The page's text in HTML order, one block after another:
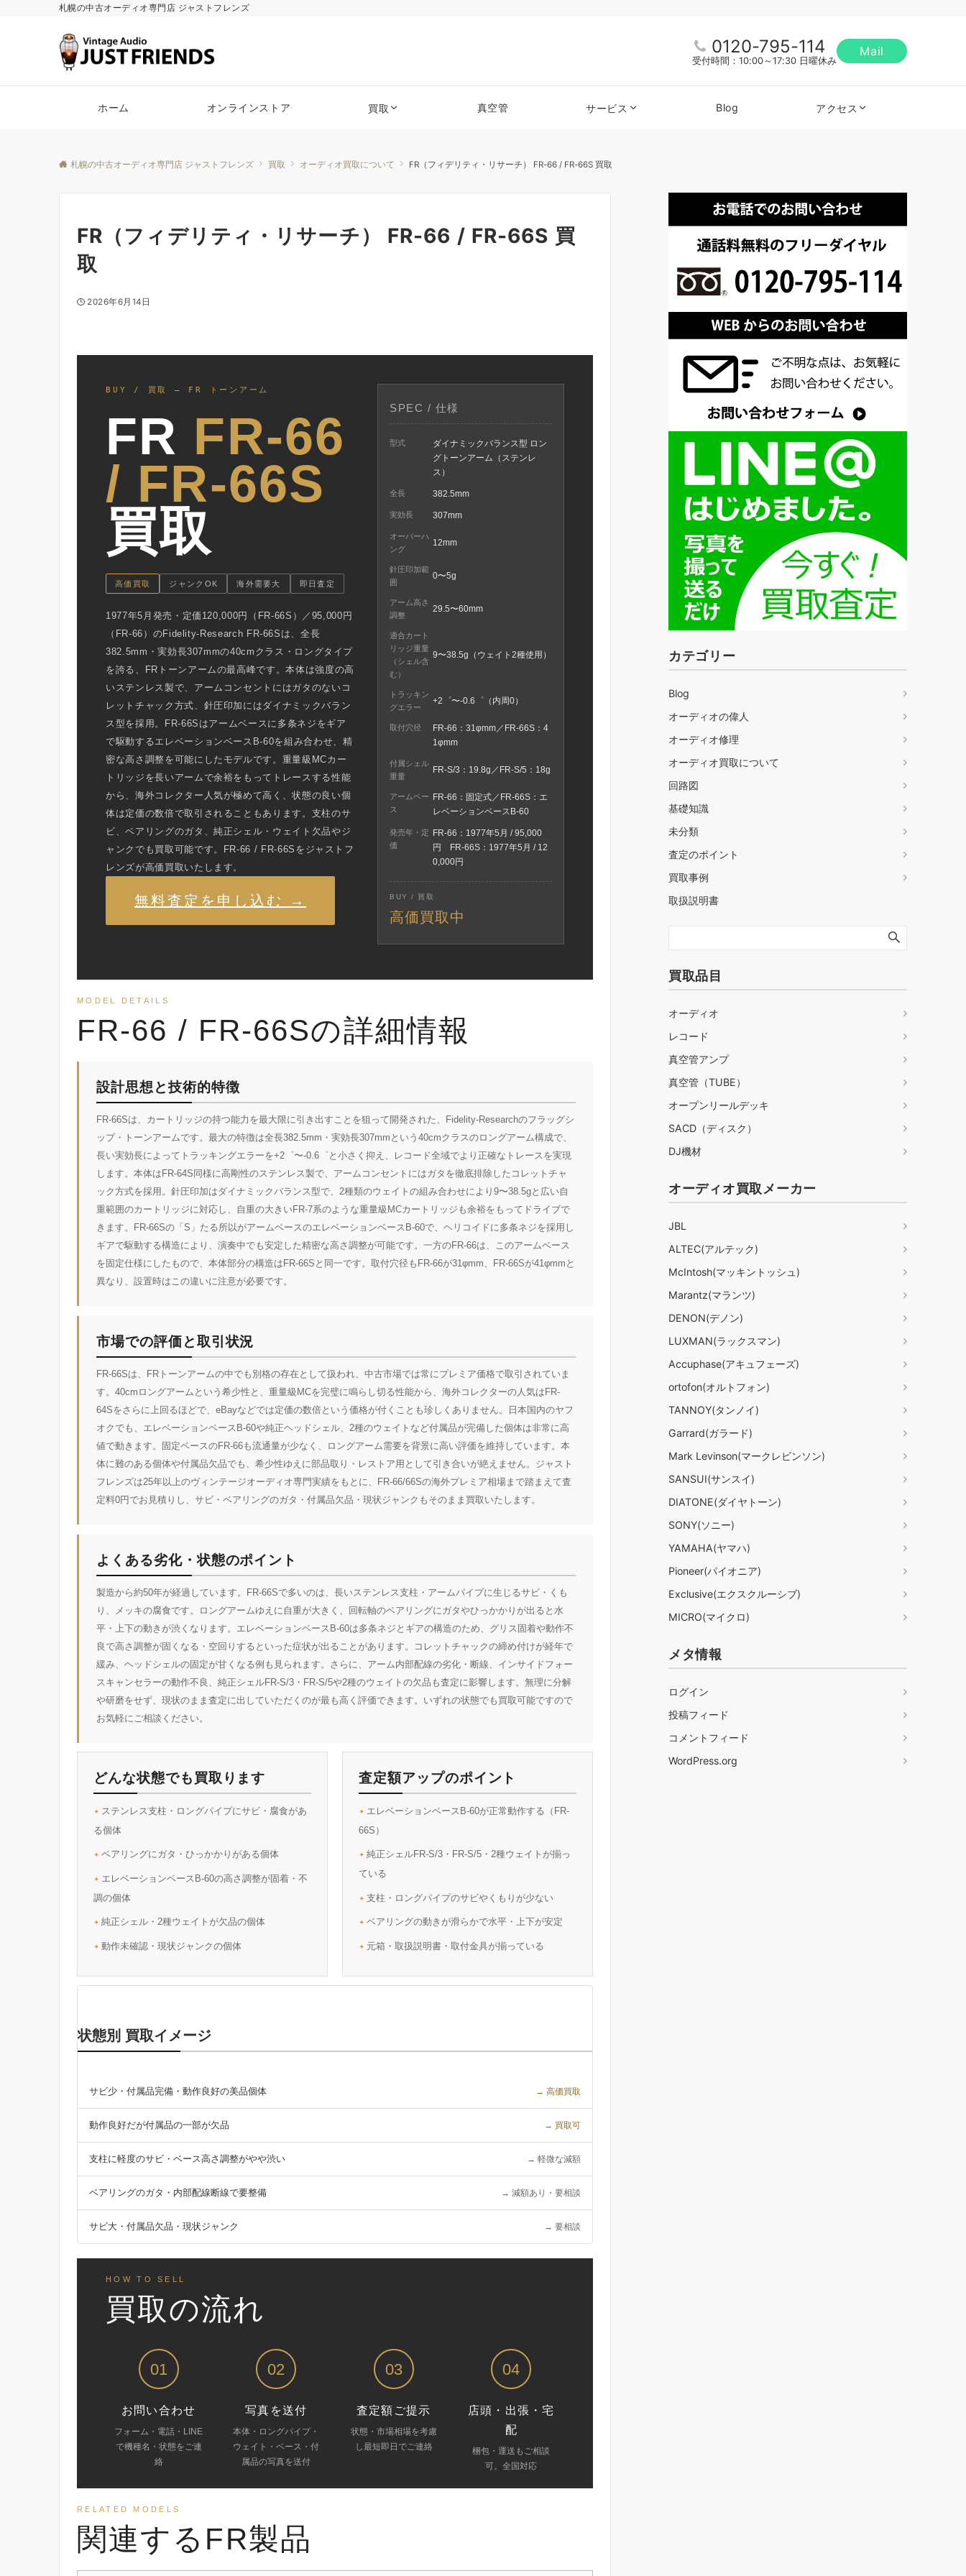
札幌の中古オーディオ専門店 ジャストフレンズ
0120-795-114
受付時間：10:00～17:30 日曜休み
Mail
ホーム オンラインストア 買取 真空管 サービス Blog アクセス
札幌の中古オーディオ専門店 ジャストフレンズ 買取 オーディオ買取について FR（フィデリティ・リサーチ） FR-66 / FR-66S 買取
FR（フィデリティ・リサーチ） FR-66 / FR-66S 買
取
2026年6月14日
BUY / 買取 — FR トーンアーム
FR FR-66
/ FR-66S
買取
高価買取 ジャンクOK 海外需要大 即日査定
1977年5月発売・定価120,000円（FR-66S）／95,000円
（FR-66）のFidelity-Research FR-66Sは、全長
382.5mm・実効長307mmの40cmクラス・ロングタイプ
を誇る、FRトーンアームの最高峰です。本体は強度の高
いステンレス製で、アームコンセントにはガタのないコ
レットチャック方式、針圧印加にはダイナミックバラン
ス型を採用。FR-66Sはアームベースに多条ネジをギア
で駆動するエレベーションベースB-60を組み合わせ、精
密な高さ調整を可能にしたモデルです。重量級MCカー
トリッジを長いアームで余裕をもってトレースする性能
から、海外コレクター人気が極めて高く、状態の良い個
体は定価の数倍で取引されることもあります。支柱のサ
ビ、ベアリングのガタ、純正シェル・ウェイト欠品やジ
ャンクでも買取可能です。FR-66 / FR-66Sをジャストフ
レンズが高価買取いたします。
無料査定を申し込む →
SPEC / 仕様
型式
ダイナミックバランス型 ロン
グトーンアーム（ステンレ
ス）
全長 382.5mm
実効長 307mm
オーバーハ
ング
12mm
針圧印加範
囲
0〜5g
アーム高さ
調整
29.5〜60mm
適合カート
リッジ重量
（シェル含
む）
9〜38.5g（ウェイト2種使用）
トラッキン
グエラー
+2゜〜-0.6゜（内周0）
取付穴径
FR-66：31φmm／FR-66S：4
1φmm
付属シェル
重量
FR-S/3：19.8g／FR-S/5：18g
アームベー
ス
FR-66：固定式／FR-66S：エ
レベーションベースB-60
発売年・定
価
FR-66：1977年5月 / 95,000
円 FR-66S：1977年5月 / 12
0,000円
BUY / 買取
高価買取中
MODEL DETAILS
FR-66 / FR-66Sの詳細情報
設計思想と技術的特徴
FR-66Sは、カートリッジの持つ能力を最大限に引き出すことを狙って開発された、Fidelity-Researchのフラッグシ
ップ・トーンアームです。最大の特徴は全長382.5mm・実効長307mmという40cmクラスのロングアーム構成で、
長い実効長によってトラッキングエラーを+2゜〜-0.6゜と小さく抑え、レコード全域でより正確なトレースを実現
します。本体はFR-64S同様に高剛性のステンレス製で、アームコンセントにはガタを徹底排除したコレットチャ
ック方式を採用。針圧印加はダイナミックバランス型で、2種類のウェイトの組み合わせにより9〜38.5gと広い自
重範囲のカートリッジに対応し、自重の大きいFR-7系のような重量級MCカートリッジも余裕をもってドライブで
きます。FR-66Sの「S」たる所以がアームベースのエレベーションベースB-60で、ヘリコイドに多条ネジを採用し
ギアで駆動する構造により、演奏中でも安定した精密な高さ調整が可能です。一方のFR-66は、このアームベース
を固定仕様にしたもので、本体部分の構造はFR-66Sと同一です。取付穴径もFR-66が31φmm、FR-66Sが41φmmと
異なり、設置時はこの違いに注意が必要です。
市場での評価と取引状況
FR-66Sは、FRトーンアームの中でも別格の存在として扱われ、中古市場では常にプレミア価格で取引されていま
す。40cmロングアームという希少性と、重量級MCを完璧に鳴らし切る性能から、海外コレクターの人気はFR-
64Sをさらに上回るほどで、eBayなどでは定価の数倍という価格が付くことも珍しくありません。日本国内のヤフ
オクでも、エレベーションベースB-60や純正ヘッドシェル、2種のウェイトなど付属品が完備した個体は非常に高
値で動きます。固定ベースのFR-66も流通量が少なく、ロングアーム需要を背景に高い評価を維持しています。本
体に難のある個体や付属品欠品でも、希少性ゆえに部品取り・レストア用として引き合いが絶えません。ジャスト
フレンズは25年以上のヴィンテージオーディオ専門実績をもとに、FR-66/66Sの海外プレミア相場まで踏まえて査
定料0円でお見積りし、サビ・ベアリングのガタ・付属品欠品・現状ジャンクもそのまま買取いたします。
よくある劣化・状態のポイント
製造から約50年が経過しています。FR-66Sで多いのは、長いステンレス支柱・アームパイプに生じるサビ・くも
り、メッキの腐食です。ロングアームゆえに自重が大きく、回転軸のベアリングにガタやひっかかりが出ると水
平・上下の動きが渋くなります。エレベーションベースB-60は多条ネジとギアの構造のため、グリス固着や動作不
良で高さ調整が固くなる・空回りするといった症状が出ることがあります。コレットチャックの締め付けが経年で
緩み、ヘッドシェルの固定が甘くなる例も見られます。さらに、アーム内部配線の劣化・断線、インサイドフォー
スキャンセラーの動作不良、純正シェルFR-S/3・FR-S/5や2種のウェイトの欠品も査定に影響します。無理に分解
や研磨をせず、現状のまま査定に出していただくのが最も高く評価できます。いずれの状態でも買取可能ですので
お気軽にご相談ください。
どんな状態でも買取ります
ステンレス支柱・ロングパイプにサビ・腐食があ
る個体
ベアリングにガタ・ひっかかりがある個体
エレベーションベースB-60の高さ調整が固着・不
調の個体
純正シェル・2種ウェイトが欠品の個体
動作未確認・現状ジャンクの個体
査定額アップのポイント
エレベーションベースB-60が正常動作する（FR-
66S）
純正シェルFR-S/3・FR-S/5・2種ウェイトが揃っ
ている
支柱・ロングパイプのサビやくもりが少ない
ベアリングの動きが滑らかで水平・上下が安定
元箱・取扱説明書・取付金具が揃っている
状態別 買取イメージ
サビ少・付属品完備・動作良好の美品個体 → 高価買取
動作良好だが付属品の一部が欠品 → 買取可
支柱に軽度のサビ・ベース高さ調整がやや渋い → 軽微な減額
ベアリングのガタ・内部配線断線で要整備 → 減額あり・要相談
サビ大・付属品欠品・現状ジャンク → 要相談
HOW TO SELL
買取の流れ
01
お問い合わせ
フォーム・電話・LINE
で機種名・状態をご連
絡
02
写真を送付
本体・ロングパイプ・
ウェイト・ベース・付
属品の写真を送付
03
査定額ご提示
状態・市場相場を考慮
し最短即日でご連絡
04
店頭・出張・宅
配
梱包・運送もご相談
可。全国対応
RELATED MODELS
関連するFR製品
カテゴリー
Blog
オーディオの偉人
オーディオ修理
オーディオ買取について
回路図
基礎知識
未分類
査定のポイント
買取事例
取扱説明書
買取品目
オーディオ
レコード
真空管アンプ
真空管（TUBE）
オープンリールデッキ
SACD（ディスク）
DJ機材
オーディオ買取メーカー
JBL
ALTEC(アルテック)
McIntosh(マッキントッシュ)
Marantz(マランツ)
DENON(デノン)
LUXMAN(ラックスマン)
Accuphase(アキュフェーズ)
ortofon(オルトフォン)
TANNOY(タンノイ)
Garrard(ガラード)
Mark Levinson(マークレビンソン)
SANSUI(サンスイ)
DIATONE(ダイヤトーン)
SONY(ソニー)
YAMAHA(ヤマハ)
Pioneer(パイオニア)
Exclusive(エクスクルーシブ)
MICRO(マイクロ)
メタ情報
ログイン
投稿フィード
コメントフィード
WordPress.org